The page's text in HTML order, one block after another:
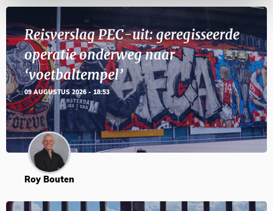
Reisverslag PEC-uit: geregisseerde
operatie onderweg naar
‘voetbaltempel’
09 AUGUSTUS 2026 - 18:53
Roy Bouten